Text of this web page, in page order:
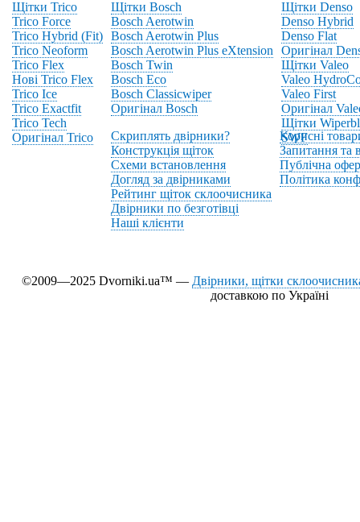
Щітки Trico
Trico Force
Trico Hybrid (Fit)
Trico Neoform
Trico Flex
Нові Trico Flex
Trico Ice
Trico Exactfit
Trico Tech
Оригінал Trico
Щітки Bosch
Bosch Aerotwin
Bosch Aerotwin Plus
Bosch Aerotwin Plus eXtension
Bosch Twin
Bosch Eco
Bosch Classicwiper
Оригінал Bosch
Щітки Denso
Denso Hybrid
Denso Flat
Оригінал
Щітки Valeo
Valeo
Valeo First
Оригінал
Щітки
SWF
Скриплять двірники?
Конструкція щіток
Схеми встановлення
Догляд за двірниками
Рейтинг щіток склоочисника
Двірники по безготівці
Наші клієнти
Корисні
Запитання та
Публічна
Політика
©2009—2025 Dvorniki.ua™ — Двірники, щітки
доставкою по Україні